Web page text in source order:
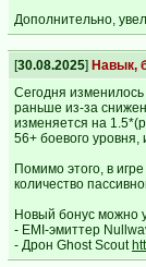
Дополнительно,
[30.08.2025] Навык,
Сегодня
раньше из-за
изменяется на
56+ боевого
Помимо этого, в
количество
Новый бонус можно
- EMI-эмиттер
- Дрон Ghost Scout